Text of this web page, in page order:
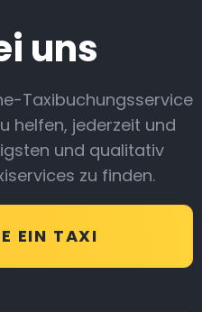
uns
Taxibuchungsservice
helfen, jederzeit und
und qualitativ
zu finden.
EIN TAXI